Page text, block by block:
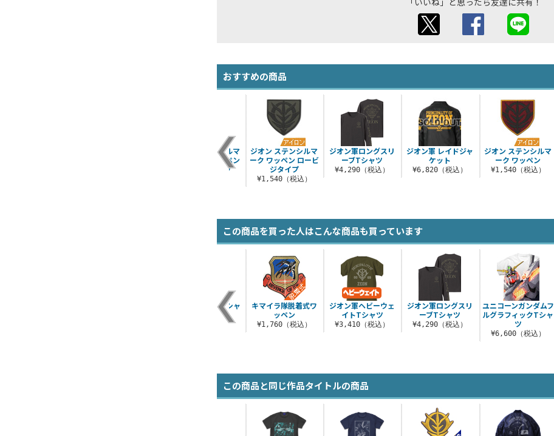
おすすめの商品
ジオン軍 レイドジャ
ケット
¥6,820（税込）
ジオン ステンシルマ
ーク ワッペン
¥1,540（税込）
ジオン ステンシルマ
ーク 脱着式ワッペン
ロービジタイプ
ジオン ステンシルマ
ーク ワッペン ロービ
ジタイプ
¥1,540（税込）
ジオン軍ロングスリ
ーブTシャツ
¥4,290（税込）
この商品を買った人はこんな商品も買っています
ジオン軍ロングスリ
ーブTシャツ
¥4,290（税込）
ユニコーンガンダムフ
ルグラフィックTシャ
ツ
¥6,600（税込）
ガンダムMk-II Tシャ
¥3,190（税込）
キマイラ隊脱着式ワ
ッペン
¥1,760（税込）
ジオン軍ヘビーウェ
イトTシャツ
¥3,410（税込）
この商品と同じ作品タイトルの商品